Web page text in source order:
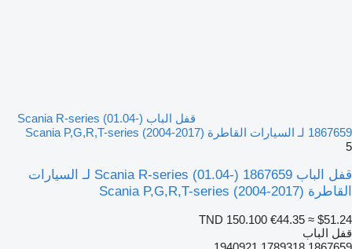
قفل الباب Scania R-series (01.04-)
1867659 لـ السيارات القاطرة Scania P,G,R,T-series (2004-2017)
5
قفل الباب Scania R-series (01.04-) 1867659 لـ السيارات
القاطرة Scania P,G,R,T-series (2004-2017)
TND 150.100 €44.35 ≈ $51.24
قفل الباب